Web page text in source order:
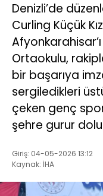
Denizli’de
Curling Küçük
Ortaokulu,
bir başarıya
sergiledikleri
çeken genç
şehre gurur
Giriş: 04-05-2026 13:12
Kaynak: İHA